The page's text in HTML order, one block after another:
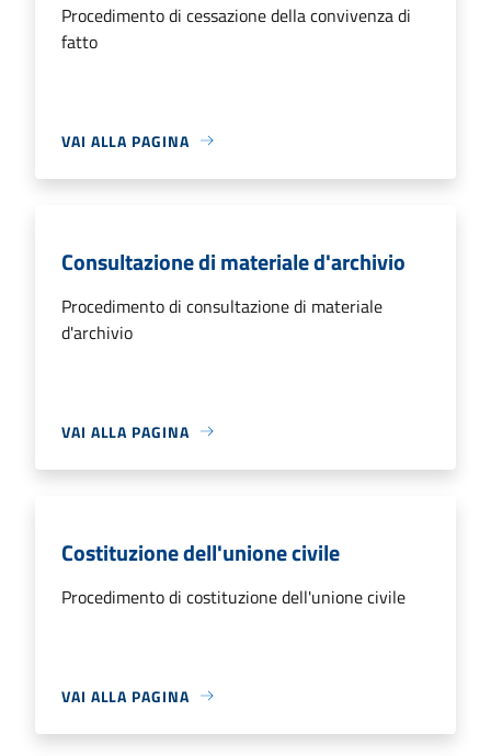
Procedimento di cessazione della convivenza di
fatto
VAI ALLA PAGINA
Consultazione di materiale d'archivio
Procedimento di consultazione di materiale
d'archivio
VAI ALLA PAGINA
Costituzione dell'unione civile
Procedimento di costituzione dell'unione civile
VAI ALLA PAGINA